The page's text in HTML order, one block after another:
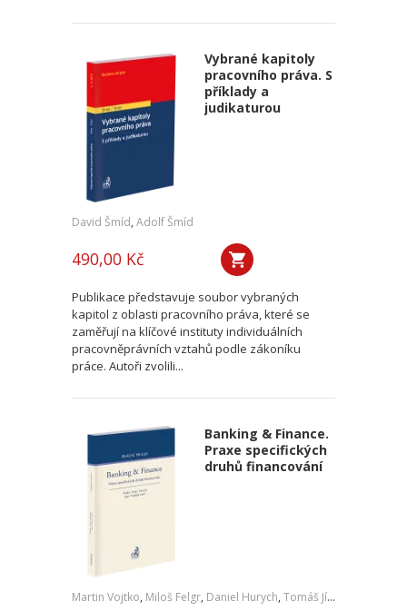
Vybrané kapitoly
pracovního práva. S
příklady a
judikaturou
David Šmíd, Adolf Šmíd
490,00 Kč
Publikace představuje soubor vybraných
kapitol z oblasti pracovního práva, které se
zaměřují na klíčové instituty individuálních
pracovněprávních vztahů podle zákoníku
práce. Autoři zvolili...
Banking & Finance.
Praxe specifických
druhů financování
Martin Vojtko, Miloš Felgr, Daniel Hurych, Tomáš Jíně